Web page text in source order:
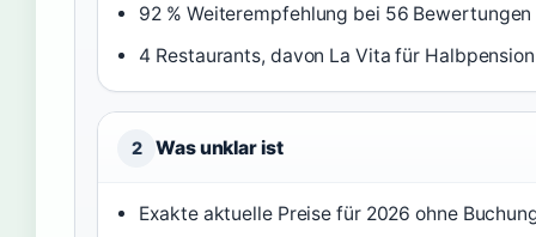
92 % Weiterempfehlung bei 56 Bewertungen
4 Restaurants, davon La Vita für
2 Was unklar ist
Exakte aktuelle Preise für 2026 ohne